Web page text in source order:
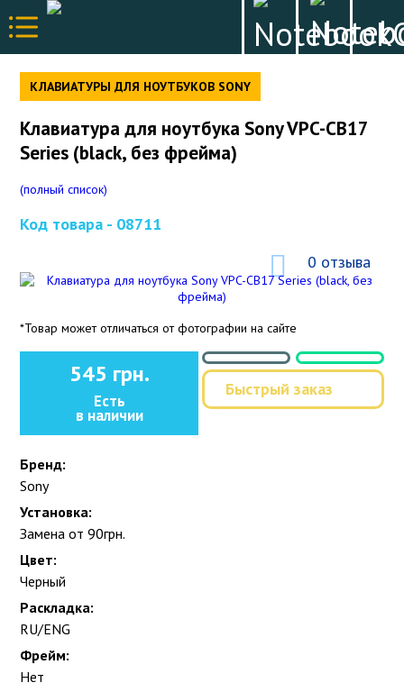
КЛАВИАТУРЫ ДЛЯ НОУТБУКОВ SONY
Клавиатура для ноутбука Sony VPC-CB17
Series (black, без фрейма)
(полный список)
Код товара - 08711
0 отзыва
*Товар может отличаться от фотографии на сайте
545 грн.
Есть
в наличии
Быстрый заказ
Бренд:
Sony
Установка:
Замена от 90грн.
Цвет:
Черный
Раскладка:
RU/ENG
Фрейм:
Нет